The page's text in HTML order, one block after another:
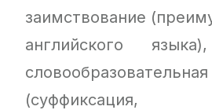
заимствование
английского
(суффиксация,